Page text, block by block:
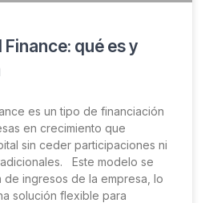
Finance: qué es y
es un tipo de financiación
en crecimiento que
sin ceder participaciones ni
Este modelo se
ingresos de la empresa, lo
solución flexible para